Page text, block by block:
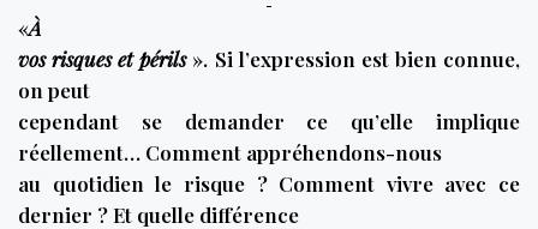
«À
vos risques et périls». Si l’expression est bien connue,
on peut
cependant se demander ce qu’elle implique
réellement… Comment appréhendons-nous
au quotidien le risque ? Comment vivre avec ce
dernier ? Et quelle différence